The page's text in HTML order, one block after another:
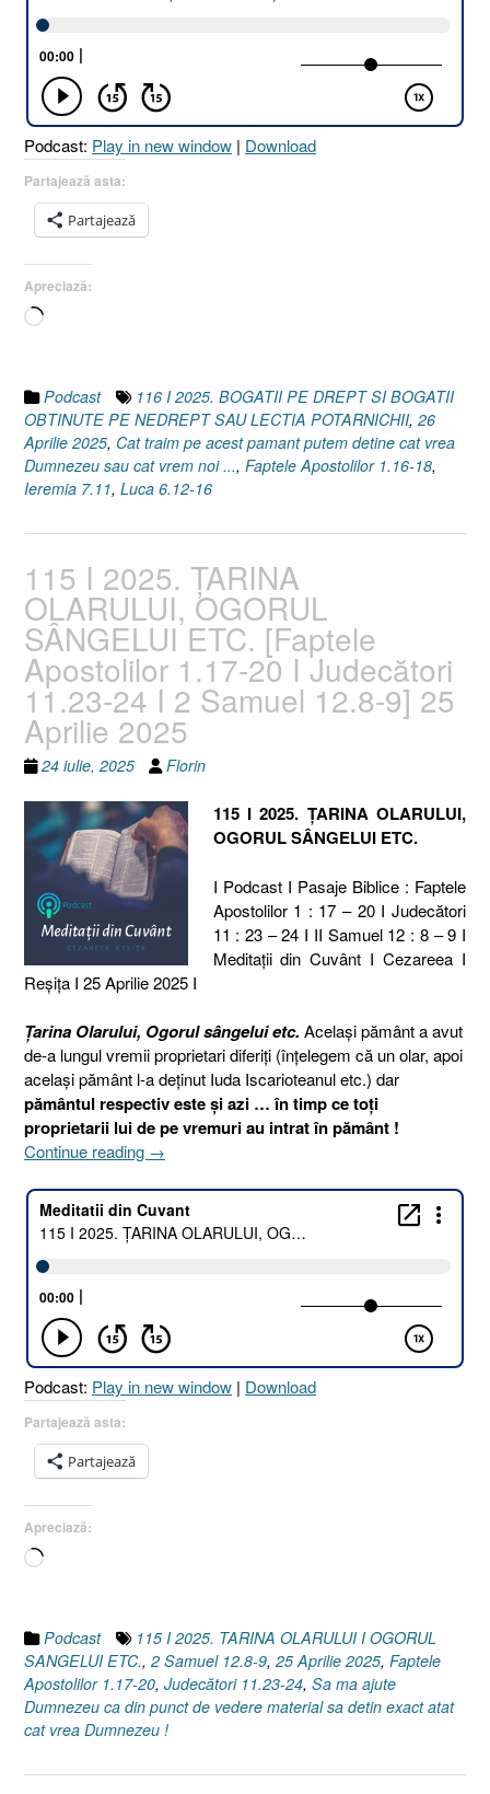
BOGĂȚII
PE
6.12-
16
I
Ieremia
Aprilie
Podcast: Play in new window | Download
Partajează asta:
Partajează
Apreciază:
Încarc...
Podcast
116 I 2025. BOGATII PE DREPT SI BOGATII
OBTINUTE PE NEDREPT SAU LECTIA POTARNICHII, 26
Aprilie 2025, Cat traim pe acest pamant putem detine cat vrea
Dumnezeu sau cat vrem noi ..., Faptele Apostolilor 1.16-18,
Ieremia 7.11, Luca 6.12-16
115 I 2025. ȚARINA
OLARULUI, OGORUL
SÂNGELUI ETC. [Faptele
Apostolilor 1.17-20 I Judecători
11.23-24 I 2 Samuel 12.8-9] 25
Aprilie 2025
24 iulie, 2025 Florin
115 I 2025. ȚARINA OLARULUI,
OGORUL SÂNGELUI ETC.
I Podcast I Pasaje Biblice : Faptele
Apostolilor 1 : 17 – 20 I Judecători
11 : 23 – 24 I II Samuel 12 : 8 – 9 I
Meditaţii din Cuvânt I Cezareea I
Reşiţa I 25 Aprilie 2025 I
Țarina Olarului, Ogorul sângelui etc. Același pământ a avut
de-a lungul vremii proprietari diferiți (înțelegem că un olar, apoi
același pământ l-a deținut Iuda Iscarioteanul etc.) dar
pământul respectiv este și azi … în timp ce toți
proprietarii lui de pe vremuri au intrat în pământ !
Continue reading „115
2025.
ȚARINA
OLARULUI,
ETC.
[Faptele
Apostolilor
1.17-
9]
25
Aprilie
2025”
→
Podcast: Play in new window | Download
Partajează asta:
Partajează
Apreciază:
Încarc...
Podcast
115 I 2025. TARINA OLARULUI I OGORUL
SANGELUI ETC., 2 Samuel 12.8-9, 25 Aprilie 2025, Faptele
Apostolilor 1.17-20, Judecători 11.23-24, Sa ma ajute
Dumnezeu ca din punct de vedere material sa detin exact atat
cat vrea Dumnezeu !